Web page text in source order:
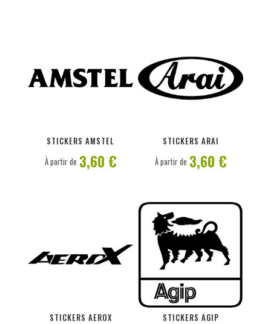
STICKERS AMSTEL
À partir de 3,60 €
STICKERS ARAI
À partir de 3,60 €
STICKERS AEROX STICKERS AGIP
PERSONNALISER